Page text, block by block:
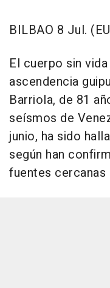
BILBAO 8 Jul.
El cuerpo sin
ascendencia
Barriola, de 81
seísmos de
junio, ha sido
según han
fuentes cercanas